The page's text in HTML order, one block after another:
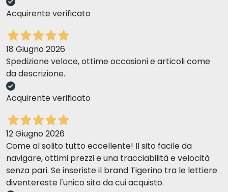
Composition :
Additifs nutritionnels :
Constituants analytiques :
Claudia c
Ottimo prodotto, buona qualità a un prezzo accessibile
Odetta T
Eccellente anche se non costante nella consistenza del prodotto
Acquirente verificato
18 Giugno 2026
Spedizione veloce, ottime occasioni e articoli come
da descrizione.
Acquirente verificato
12 Giugno 2026
Come al solito tutto eccellente! Il sito facile da
navigare, ottimi prezzi e una tracciabilità e velocità
senza pari. Se inseriste il brand Tigerino tra le lettiere
diventereste l'unico sito da cui acquisto.